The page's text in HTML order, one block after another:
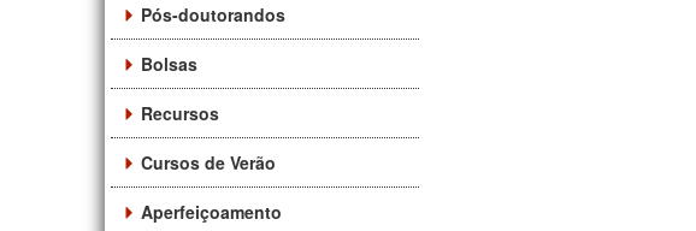
Pós-doutorandos
Bolsas
Recursos
Cursos de Verão
Aperfeiçoamento